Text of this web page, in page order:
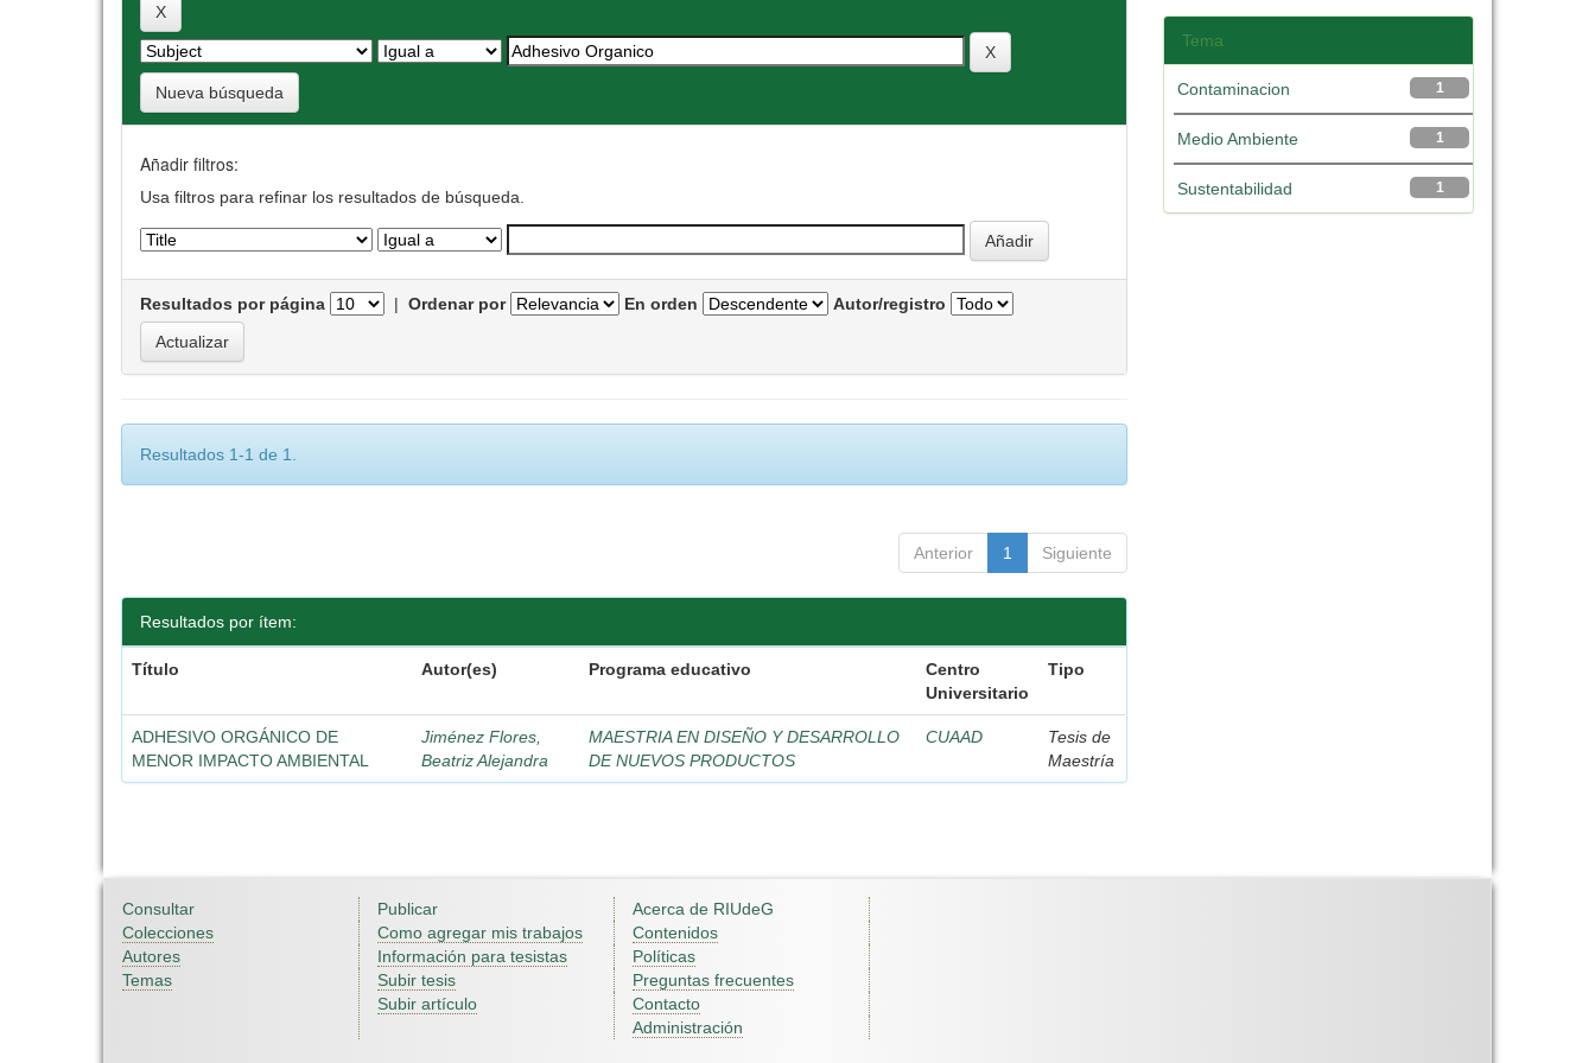
Nueva búsqueda
Añadir filtros:
Usa filtros para refinar los resultados de búsqueda.
Resultados por página | Ordenar por En orden Autor/registro
Resultados 1-1 de 1.
Anterior 1 Siguiente
Resultados por ítem:
Título Autor(es) Programa educativo
Centro
Universitario
Tipo
ADHESIVO ORGÁNICO DE
MENOR IMPACTO AMBIENTAL
Jiménez Flores,
Beatriz Alejandra
MAESTRIA EN DISEÑO Y DESARROLLO
DE NUEVOS PRODUCTOS
CUAAD
Tesis de
Maestría
Tema
1
Contaminacion
1
Medio Ambiente
1
Sustentabilidad
Consultar
Colecciones
Autores
Temas
Publicar
Como agregar mis trabajos
Información para tesistas
Subir tesis
Subir artículo
Acerca de RIUdeG
Contenidos
Políticas
Preguntas frecuentes
Contacto
Administración